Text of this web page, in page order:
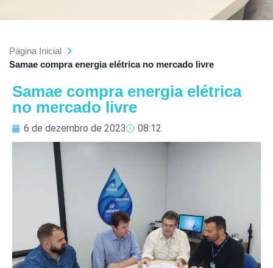
Página Inicial
Samae compra energia elétrica no mercado livre
Samae compra energia elétrica
no mercado livre
6 de dezembro de 2023 08:12